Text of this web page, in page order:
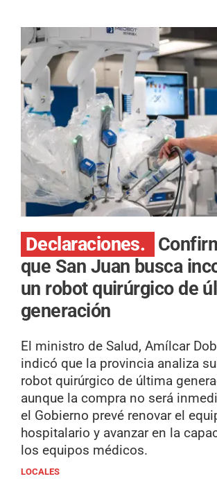
Declaraciones.
que San Juan busca
un robot quirúrgico de
generación
El ministro de Salud, Amílcar
indicó que la provincia analiza
robot quirúrgico de última
aunque la compra no será
el Gobierno prevé renovar el
hospitalario y avanzar en la
los equipos médicos.
LOCALES